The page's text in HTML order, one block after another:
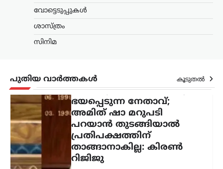
വോട്ടെടുപ്പുകൾ
ശാസ്ത്രം
സിനിമ
പുതിയ വാർത്തകൾ കൂടുതൽ
അമിത് ഷായുടെ അസാന്നിധ്യം
ചൂണ്ടിക്കാട്ടി പ്രതിപക്ഷം പ്രതിഷേധം
പിന്തുണയുമായി കേന്ദ്ര പാർലമെന്ററി
തമിഴ്നാട്
വിജയ്‌ക്കെതിരായ
വിവാഹമോചന ഹർജി
പിൻവലിച്ച് ഭാര്യ സംഗീത;
കുടുംബ കോടതിയിൽ
കേസ് അവസാനിച്ചു
ന്യൂസ് ഡെസ്ക്
ഓഗസ്റ്റ്‌ 7, 2026
തമിഴ്‌നാട് മുഖ്യമന്ത്രി കൂടിയായ തമിഴ്‌നാട്